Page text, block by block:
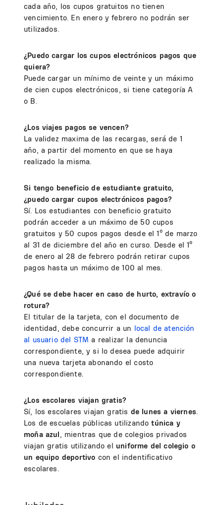
cada año, los cupos gratuitos no tienen
vencimiento. En enero y febrero no podrán ser
utilizados.
¿Puedo cargar los cupos electrónicos pagos que
quiera?
Puede cargar un mínimo de veinte y un máximo
de cien cupos electrónicos, si tiene categoría A
o B.
¿Los viajes pagos se vencen?
La validez maxima de las recargas, será de 1
año, a partir del momento en que se haya
realizado la misma.
Si tengo beneficio de estudiante gratuito,
¿puedo cargar cupos electrónicos pagos?
Sí. Los estudiantes con beneficio gratuito
podrán acceder a un máximo de 50 cupos
gratuitos y 50 cupos pagos desde el 1º de marzo
al 31 de diciembre del año en curso. Desde el 1º
de enero al 28 de febrero podrán retirar cupos
pagos hasta un máximo de 100 al mes.
¿Qué se debe hacer en caso de hurto, extravío o
rotura?
El titular de la tarjeta, con el documento de
identidad, debe concurrir a un local de atención
al usuario del STM a realizar la denuncia
correspondiente, y si lo desea puede adquirir
una nueva tarjeta abonando el costo
correspondiente.
¿Los escolares viajan gratis?
Sí, los escolares viajan gratis de lunes a viernes.
Los de escuelas públicas utilizando túnica y
moña azul, mientras que de colegios privados
viajan gratis utilizando el uniforme del colegio o
un equipo deportivo con el indentificativo
escolares.